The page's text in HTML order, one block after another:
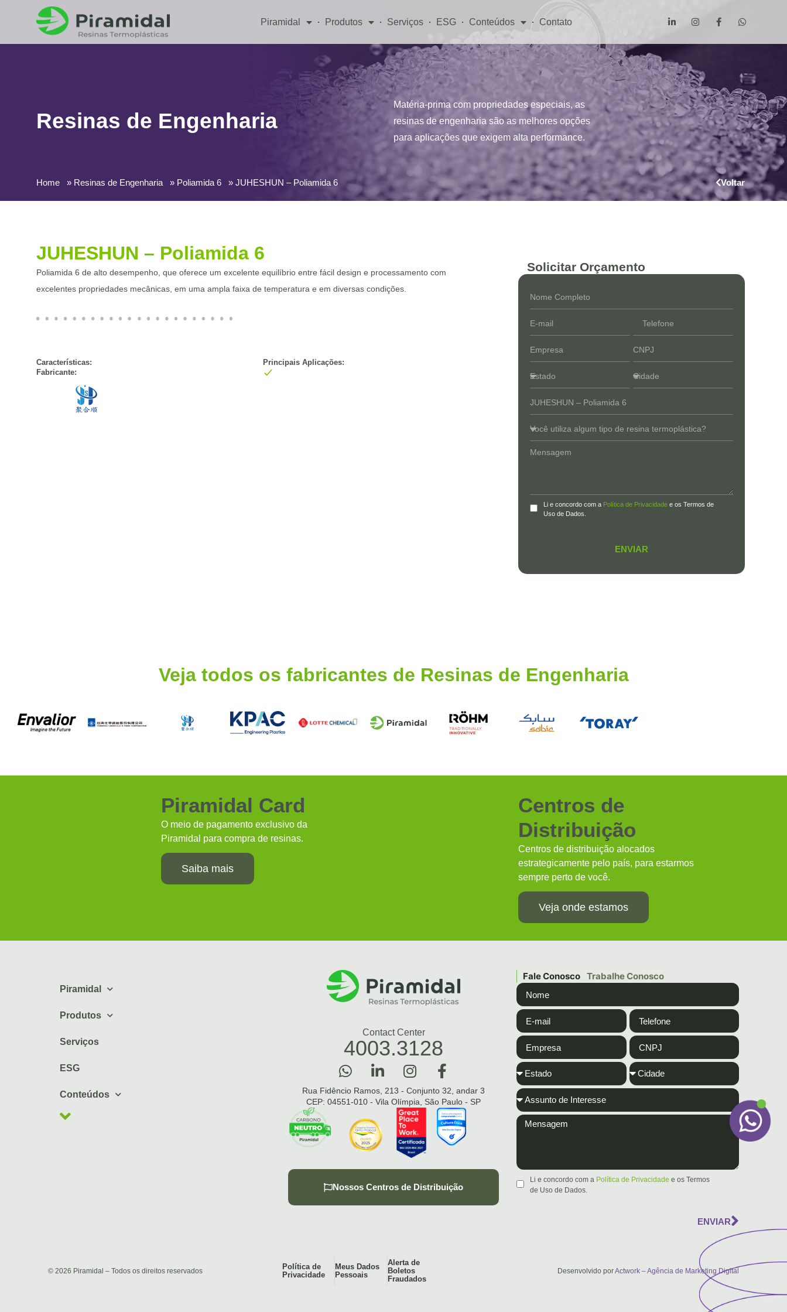
Piramidal Produtos Serviços ESG Conteúdos Contato
Resinas de Engenharia
Matéria-prima com propriedades especiais, as
resinas de engenharia são as melhores opções
para aplicações que exigem alta performance.
Home Resinas de Engenharia Poliamida 6 JUHESHUN – Poliamida 6 Voltar
JUHESHUN – Poliamida 6
Poliamida 6 de alto desempenho, que oferece um excelente equilíbrio entre fácil design e processamento com
excelentes propriedades mecânicas, em uma ampla faixa de temperatura e em diversas condições.
Características:
Fabricante:
Principais Aplicações:
Solicitar Orçamento
Li e concordo com a Política de Privacidade e os Termos de
Uso de Dados.
ENVIAR
Veja todos os fabricantes de Resinas de Engenharia
Piramidal Card
O meio de pagamento exclusivo da
Piramidal para compra de resinas.
Saiba mais
Centros de
Distribuição
Centros de distribuição alocados
estrategicamente pelo país, para estarmos
sempre perto de você.
Veja onde estamos
Piramidal
Produtos
Serviços
ESG
Conteúdos
Contact Center
4003.3128
Rua Fidêncio Ramos, 213 - Conjunto 32, andar 3
CEP: 04551-010 - Vila Olímpia, São Paulo - SP
Nossos Centros de Distribuição
Fale Conosco Trabalhe Conosco
Li e concordo com a Política de Privacidade e os Termos
de Uso de Dados.
ENVIAR
© 2026 Piramidal – Todos os direitos reservados
Política de
Privacidade
Meus Dados
Pessoais
Alerta de
Boletos
Fraudados
Desenvolvido porActwork – Agência de Marketing Digital